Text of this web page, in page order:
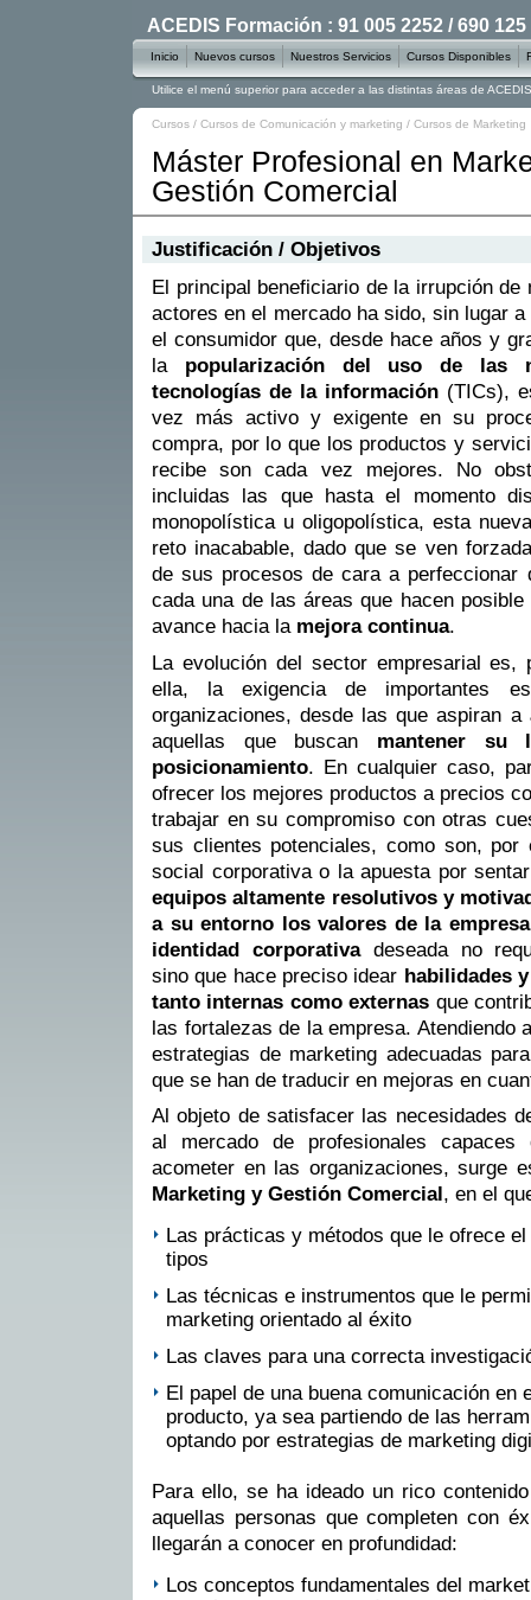
Cursos / Cursos de Comunicación y marketing / Cursos de Marketing
Máster Profesional en
Gestión Comercial
Justificación / Objetivos
El principal beneficiario de la irrupción de
actores en el mercado ha sido, sin lugar a
el consumidor que, desde hace años y
la popularización del uso de las
tecnologías de la información (TICs),
vez más activo y exigente en su
compra, por lo que los productos y
recibe son cada vez mejores. No
incluidas las que hasta el momento
monopolística u oligopolística, esta
reto inacabable, dado que se ven
de sus procesos de cara a
cada una de las áreas que hacen
avance hacia la mejora continua.
La evolución del sector empresarial es,
ella, la exigencia de importantes
organizaciones, desde las que aspiran a
aquellas que buscan mantener su
posicionamiento. En cualquier caso,
ofrecer los mejores productos a precios
trabajar en su compromiso con otras
sus clientes potenciales, como son, por
social corporativa o la apuesta por
equipos altamente resolutivos y
a su entorno los valores de la empresa
identidad corporativadeseada no
sino que hace preciso idear habilidades
tanto internas como externas que
las fortalezas de la empresa. Atendiendo
estrategias de marketing adecuadas
que se han de traducir en mejoras en
Al objeto de satisfacer las necesidades
al mercado de profesionales
acometer en las organizaciones, surge
Marketing y Gestión Comercial, en el
Las prácticas y métodos que le ofrece
tipos
Las técnicas e instrumentos que le
marketing orientado al éxito
Las claves para una correcta
El papel de una buena comunicación en
producto, ya sea partiendo de las
optando por estrategias de marketing
Para ello, se ha ideado un rico
aquellas personas que completen con
llegarán a conocer en profundidad:
Los conceptos fundamentales del
ACEDIS Formación : 91 005 2252 / 690 125
Inicio Nuevos cursos Nuestros Servicios Cursos Disponibles
Utilice el menú superior para acceder a las distintas áreas de